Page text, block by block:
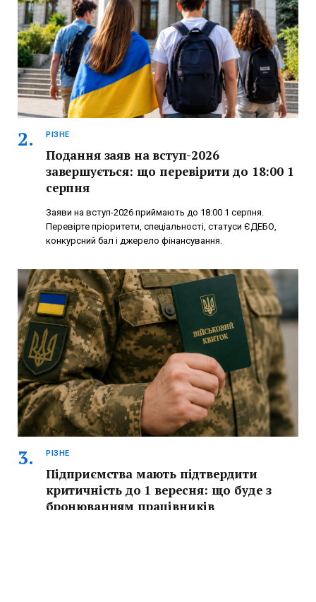
РІЗНЕ
Подання заяв на вступ-2026
завершується: що перевірити до 18:00 1
серпня
Заяви на вступ-2026 приймають до 18:00 1 серпня.
Перевірте пріоритети, спеціальності, статуси ЄДЕБО,
конкурсний бал і джерело фінансування.
РІЗНЕ
Підприємства мають підтвердити
критичність до 1 вересня: що буде з
бронюванням працівників